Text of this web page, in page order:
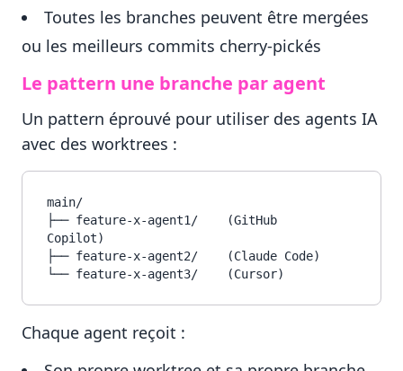
Toutes les branches peuvent être mergées
ou les meilleurs commits cherry-pickés
Le pattern une branche par agent
Un pattern éprouvé pour utiliser des agents IA
avec des worktrees :
main/
├── feature-x-agent1/    (GitHub
Copilot)
├── feature-x-agent2/    (Claude Code)
Chaque agent reçoit :